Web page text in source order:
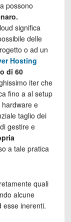
possono
significa
delle
o ad un
Hosting
di 60
iter che
fino a al setup
hardware e
taglio dei
gestire e
a tale pratica
quali
alcune
esse inerenti.